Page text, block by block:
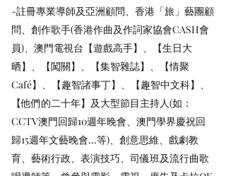
-註冊專業導師及亞洲顧問、香港「旅」藝團顧
問、創作歌手(香港作曲及作詞家協會CASH會
員)、澳門電視台【遊戲高手】、【生日大
晒】、【闖關】、【集智雜誌】、【情聚
Café】、【趣智諸事丁】、【趣智中文科】、
【他們的二十年】及大型節目主持人(如：
CCTV澳門回歸10週年晚會、澳門學界慶祝回
歸15週年文藝晚會...等)、創意思維、戲劇教
育、藝術行政、表演技巧、司儀班及流行曲歌